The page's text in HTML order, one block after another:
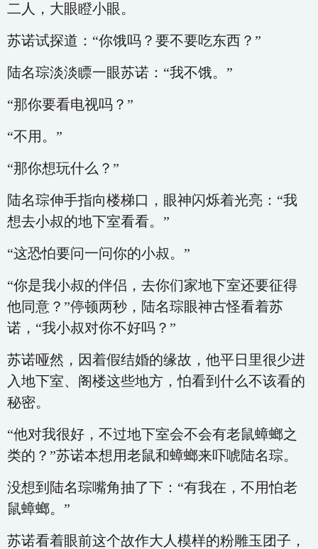
二人，大眼瞪小眼。
苏诺试探道：“你饿吗？要不要吃东西？”
陆名琮淡淡瞟一眼苏诺：“我不饿。”
“那你要看电视吗？”
“不用。”
“那你想玩什么？”
陆名琮伸手指向楼梯口，眼神闪烁着光亮：“我
想去小叔的地下室看看。”
“这恐怕要问一问你的小叔。”
“你是我小叔的伴侣，去你们家地下室还要征得
他同意？”停顿两秒，陆名琮眼神古怪看着苏
诺，“我小叔对你不好吗？”
苏诺哑然，因着假结婚的缘故，他平日里很少进
入地下室、阁楼这些地方，怕看到什么不该看的
秘密。
“他对我很好，不过地下室会不会有老鼠蟑螂之
类的？”苏诺本想用老鼠和蟑螂来吓唬陆名琮。
没想到陆名琮嘴角抽了下：“有我在，不用怕老
鼠蟑螂。”
苏诺看着眼前这个故作大人模样的粉雕玉团子，